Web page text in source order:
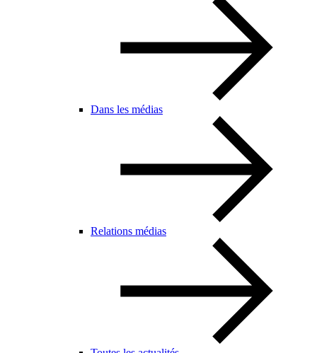
Dans les médias
Relations médias